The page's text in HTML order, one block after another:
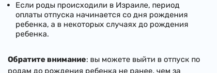
Если роды происходили в Израиле, период
оплаты отпуска начинается со дня рождения
ребенка, а в некоторых случаях до рождения
ребенка.
Обратите внимание: вы можете выйти в отпуск по
родам до рождения ребенка не ранее, чем за